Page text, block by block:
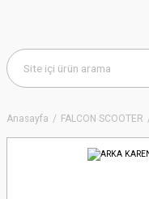
Anasayfa FALCON SCOOTER